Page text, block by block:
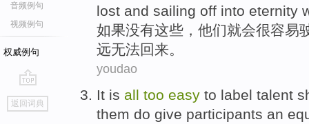
音频例句
视频例句
权威例句
go
top
返回词典
lost and sailing off into eternity
如果没有这些 ， 他们就会很容易
远无法回来。
youdao
It is all too easy to label talent
them do give participants an